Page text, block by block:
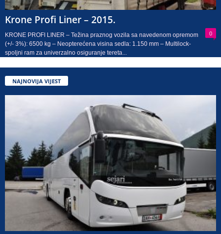
Krone Profi Liner – 2015.
0
KRONE PROFI LINER – Težina praznog vozila sa navedenom opremom
(+/- 3%): 6500 kg – Neopterećena visina sedla: 1.150 mm – Multilock-
spoljni ram za univerzalno osiguranje tereta...
NAJNOVIJA VIJEST